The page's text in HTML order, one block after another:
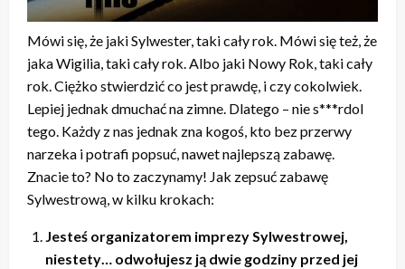
Mówi się, że jaki Sylwester, taki cały rok. Mówi się też, że
jaka Wigilia, taki cały rok. Albo jaki Nowy Rok, taki cały
rok. Ciężko stwierdzić co jest prawdę, i czy cokolwiek.
Lepiej jednak dmuchać na zimne. Dlatego – nie s***rdol
tego. Każdy z nas jednak zna kogoś, kto bez przerwy
narzeka i potrafi popsuć, nawet najlepszą zabawę.
Znacie to? No to zaczynamy! Jak zepsuć zabawę
Sylwestrową, w kilku krokach:
Jesteś organizatorem imprezy Sylwestrowej,
niestety… odwołujesz ją dwie godziny przed jej